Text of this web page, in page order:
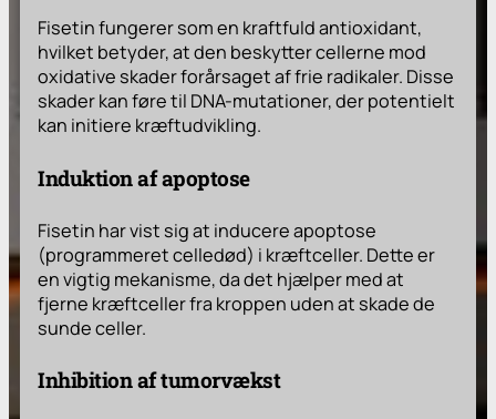
Fisetin fungerer som en kraftfuld antioxidant,
hvilket betyder, at den beskytter cellerne mod
oxidative skader forårsaget af frie radikaler. Disse
skader kan føre til DNA-mutationer, der potentielt
kan initiere kræftudvikling.
Induktion af apoptose
Fisetin har vist sig at inducere apoptose
(programmeret celledød) i kræftceller. Dette er
en vigtig mekanisme, da det hjælper med at
fjerne kræftceller fra kroppen uden at skade de
sunde celler.
Inhibition af tumorvækst